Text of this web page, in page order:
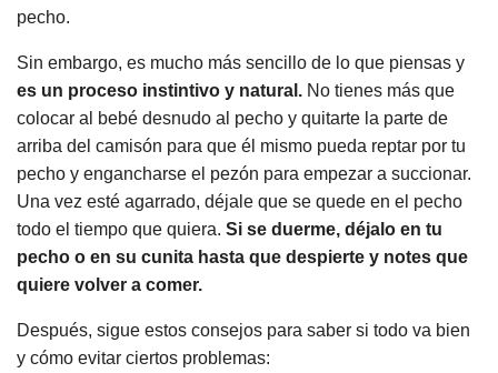
pecho.
Sin embargo, es mucho más sencillo de lo que piensas y
es un proceso instintivo y natural. No tienes más que
colocar al bebé desnudo al pecho y quitarte la parte de
arriba del camisón para que él mismo pueda reptar por tu
pecho y engancharse el pezón para empezar a succionar.
Una vez esté agarrado, déjale que se quede en el pecho
todo el tiempo que quiera. Si se duerme, déjalo en tu
pecho o en su cunita hasta que despierte y notes que
quiere volver a comer.
Después, sigue estos consejos para saber si todo va bien
y cómo evitar ciertos problemas: